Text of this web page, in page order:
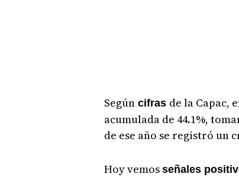
Segúncifras de la Capac,
acumulada de 44.1%,
de ese año se registró un
Hoy vemos señales